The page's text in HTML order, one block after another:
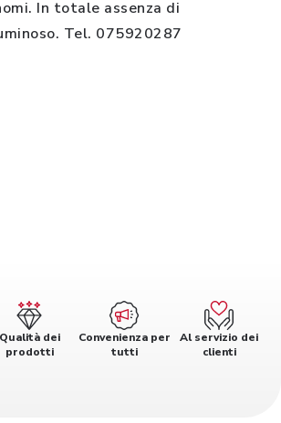
In totale assenza di
Tel. 075920287
Qualità dei
prodotti
Convenienza per
tutti
Al servizio dei
clienti